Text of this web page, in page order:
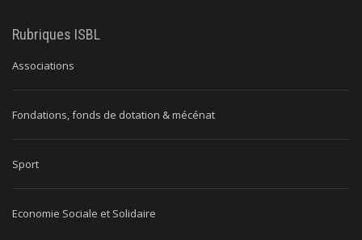
Rubriques ISBL
Associations
Fondations, fonds de dotation & mécénat
Sport
Economie Sociale et Solidaire